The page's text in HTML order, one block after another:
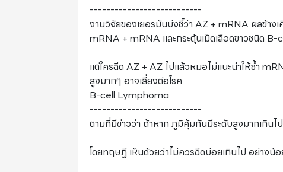
---------------------------
งานวิจัยของเยอรมันบ่งชี้ว่า AZ + mRNA ผลข้าง
mRNA + mRNA และกระตุ้นเม็ดเลือดขาวชนิด
แต่ใครฉีด AZ + AZ ไปแล้วหมอไม่แนะนำให้ซ้ำ
สูงมากๆ อาจเสี่ยงต่อโรค
B-cell Lymphoma
---------------------------
ตามที่มีข่าวว่า ถ้าหาก ภูมิคุ้มกันมีระดับสูงมากเกิน
โดยทฤษฏี เห็นด้วยว่าไม่ควรฉีดบ่อยเกินไป อย่าง